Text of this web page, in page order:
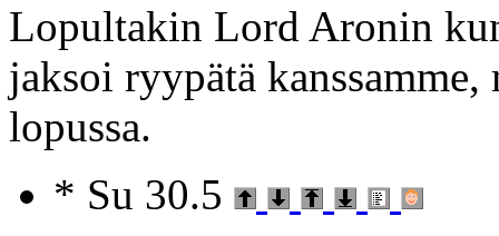
Lopultakin Lord Aronin
jaksoi ryypätä
lopussa.
* Su 30.5